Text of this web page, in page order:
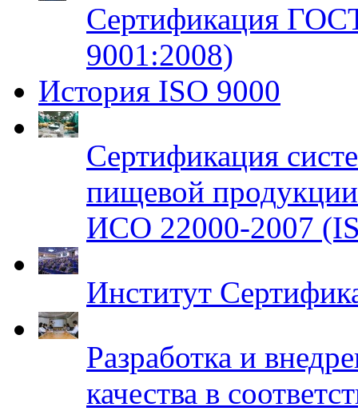
Сертификация
9001:2008)
История ISO 9000
Сертификация
пищевой
ИСО 22000-2007
Институт
Разработка и
качества в